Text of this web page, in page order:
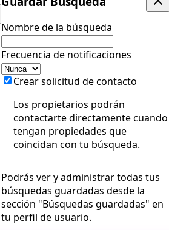
Nombre de la búsqueda
Frecuencia de notificaciones
Crear solicitud de contacto
Los propietarios podrán
contactarte directamente cuando
tengan propiedades que
coincidan con tu búsqueda.
Podrás ver y administrar todas tus
búsquedas guardadas desde la
sección "Búsquedas guardadas" en
tu perfil de usuario.